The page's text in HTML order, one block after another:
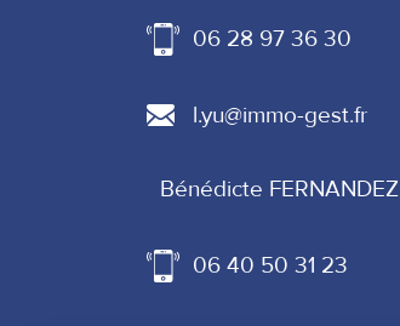
06 28 97 36 30
l.yu@immo-gest.fr
Bénédicte FERNANDEZ
06 40 50 31 23